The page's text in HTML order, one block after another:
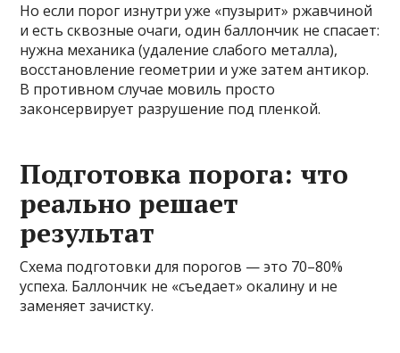
Но если порог изнутри уже «пузырит» ржавчиной
и есть сквозные очаги, один баллончик не спасает:
нужна механика (удаление слабого металла),
восстановление геометрии и уже затем антикор.
В противном случае мовиль просто
законсервирует разрушение под пленкой.
Подготовка порога: что
реально решает
результат
Схема подготовки для порогов — это 70–80%
успеха. Баллончик не «съедает» окалину и не
заменяет зачистку.